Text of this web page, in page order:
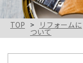
TOP リフォームに
ついて